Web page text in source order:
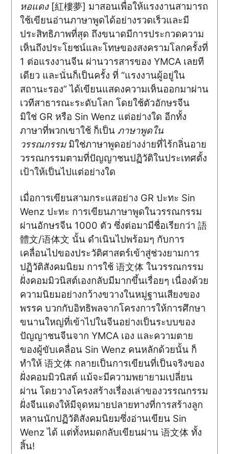
หอแดง[紅樓夢] มาสอนเพื่อให้แรงงานสามารถ
ใช้เขียนอ่านภาษาพูดได้อย่างรวดเร็วและมี
ประสิทธิภาพที่สุด ถึงขนาดมีการประกวดความ
เห็นถึงประโยชน์และโทษของสงครามโลกครั้งที่
1 ต่อแรงงานจีน ผ่านวารสารของ YMCA เลยที
เดียว และนั่นก็เป็นครั้ง ที่ “แรงงานผู้อยู่ใน
สถานะรอง” ได้เขียนแสดงความเห็นออกมาผ่าน
เวทีสาธารณะระดับโลก โดยใช้ตัวอักษรจีน
มิใช่ GR หรือ Sin Wenz แต่อย่างใด อีกทั้ง
ภาษาที่พวกเขาใช้ ก็เป็น ภาษาพูดใน
วรรณกรรมมิใช่ภาษาพูดอย่างง่ายที่ไร้กลิ่นอาย
วรรณกรรมตามที่ปัญญาชนปฏิวัติในประเทศตั้ง
เป้าให้เป็นไปแต่อย่างใด
เมื่อการเขียนสามกระแสอย่าง GR ปะทะ Sin
Wenz ปะทะ การเขียนภาษาพูดในวรรณกรรม
ผ่านอักษรจีน 1000 ตัว ซึ่งต่อมามีชื่อเรียกว่า 語
體文/语体文 นั้น ดำเนินไปพร้อมๆ กับการ
เคลื่อนไปของประวัติศาสตร์เข้าสู่ช่วงยามการ
ปฏิวัติสังคมนิยม การใช้ 语文体 ในวรรณกรรม
ฝั่งคอมมิวนิสต์เองกลับมีมากขึ้นเรื่อยๆ เนื่องด้วย
ความนิยมอย่างกว้างขวางในหมู่ฐานเสียงของ
พรรค บวกกับอิทธิพลจากโครงการให้การศึกษา
ขนานใหญ่ที่เข้าไปในจีนอย่างเป็นระบบของ
ปัญญาชนจีนจาก YMCA เอง และความตาย
ของผู้ขับเคลื่อน Sin Wenz คนหลักด้วยนั้น ก็
ทำให้ 语文体 กลายเป็นการเขียนที่เป็นจริงของ
ฝั่งคอมมิวนิสต์ แม้จะมีความพยายามเปลี่ยน
ผ่าน โดยวางโครงสร้างเรื่องเล่าของวรรณกรรม
ฝั่งจีนแดงให้มีจุดหมายปลายทางที่การสร้างลูก
หลานนักปฏิวัติสังคมนิยมซึ่งอ่านเขียน Sin
Wenz ได้ แต่ทั้งหมดกลับเขียนผ่าน 语文体 ทั้ง
สิ้น!